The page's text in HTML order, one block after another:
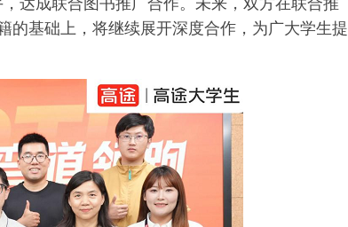
达成联合图书推广合作。未来，双方在联合推
的基础上，将继续展开深度合作，为广大学生提